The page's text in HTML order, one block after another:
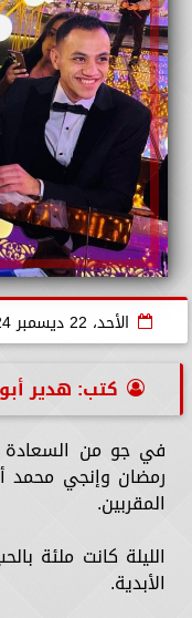
الأحد، 22 ديسمبر 2024
كتب: هدير أبو
في جو من السعادة
رمضان وإنجي محمد
المقربين.
الليلة كانت ملئة
الأبدية.